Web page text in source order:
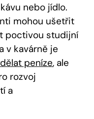
nebo jídlo.
mohou ušetřit
poctivou studijní
v kavárně je
peníze, ale
rozvoj
a